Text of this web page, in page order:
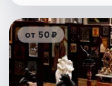
от 50 ₽